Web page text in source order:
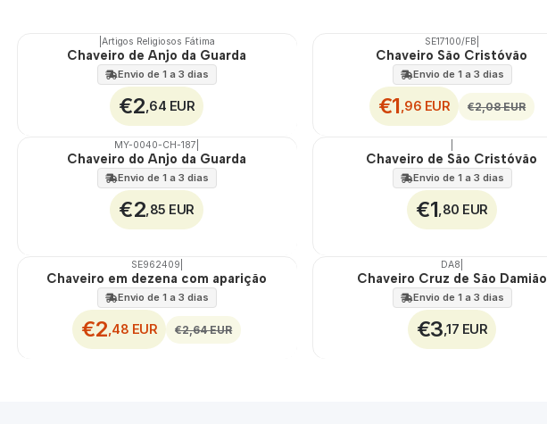
Artigos Religiosos Fátima
Chaveiro de Anjo da Guarda
Envio de 1 a 3 dias
€2 ,64 EUR
DESCONTO
SE17100/FB
Chaveiro São Cristóvão
Envio de 1 a 3 dias
€1 ,96 EUR €2,08 EUR
MY-0040-CH-187
Chaveiro do Anjo da Guarda
Envio de 1 a 3 dias
€2 ,85 EUR
Chaveiro de São Cristóvão
Envio de 1 a 3 dias
€1 ,80 EUR
DESCONTO
SE962409
Chaveiro em dezena com aparição
Envio de 1 a 3 dias
€2 ,48 EUR €2,64 EUR
DA8
Chaveiro Cruz de São Damião
Envio de 1 a 3 dias
€3 ,17 EUR